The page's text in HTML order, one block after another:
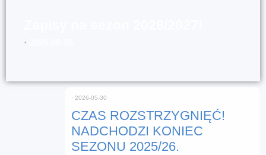
⋅
CZAS ROZSTRZYGNIĘĆ!
NADCHODZI KONIEC
SEZONU 2025/26.
⋅ 2026-05-30